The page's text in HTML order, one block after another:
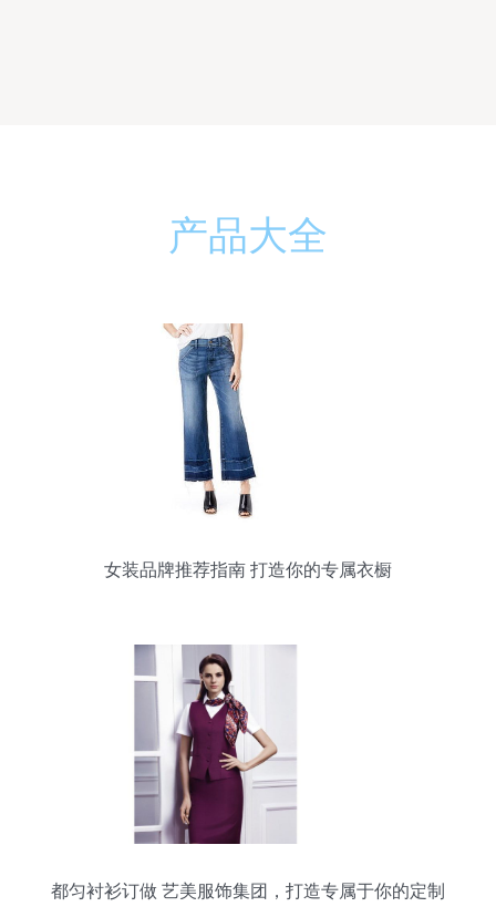
产品大全
女装品牌推荐指南 打造你的专属衣橱
都匀衬衫订做 艺美服饰集团，打造专属于你的定制